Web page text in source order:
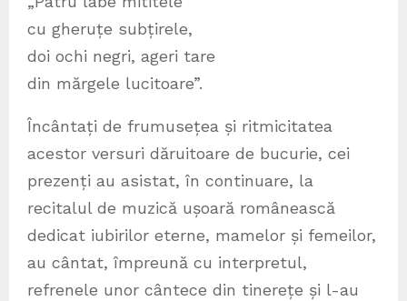
cu gheruțe subțirele,
doi ochi negri, ageri tare
din mărgele lucitoare”.
Încântați de frumusețea și ritmicitatea
acestor versuri dăruitoare de bucurie, cei
prezenți au asistat, în continuare, la
recitalul de muzică ușoară românească
dedicat iubirilor eterne, mamelor și femeilor,
au cântat, împreună cu interpretul,
refrenele unor cântece din tinerețe și l-au